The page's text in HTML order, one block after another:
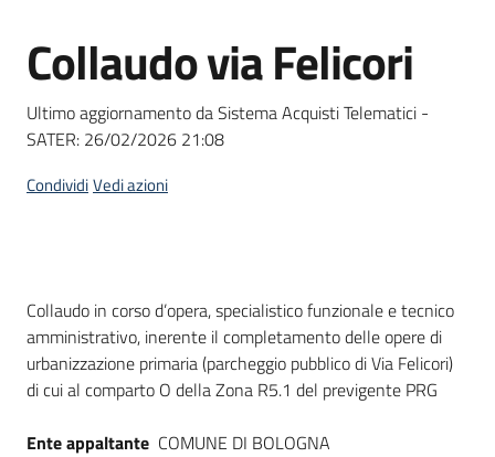
Bandi
strumenti
di
acquisto
Piattaforme
telematiche
Salta al contenuto
Collaudo via Felicori
Ultimo aggiornamento da Sistema Acquisti Telematici -
SATER: 26/02/2026 21:08
CondividiVedi azioni
Dati del bando
Collaudo in corso d’opera, specialistico funzionale e tecnico
amministrativo, inerente il completamento delle opere di
urbanizzazione primaria (parcheggio pubblico di Via Felicori)
di cui al comparto O della Zona R5.1 del previgente PRG
Ente appaltante COMUNE DI BOLOGNA